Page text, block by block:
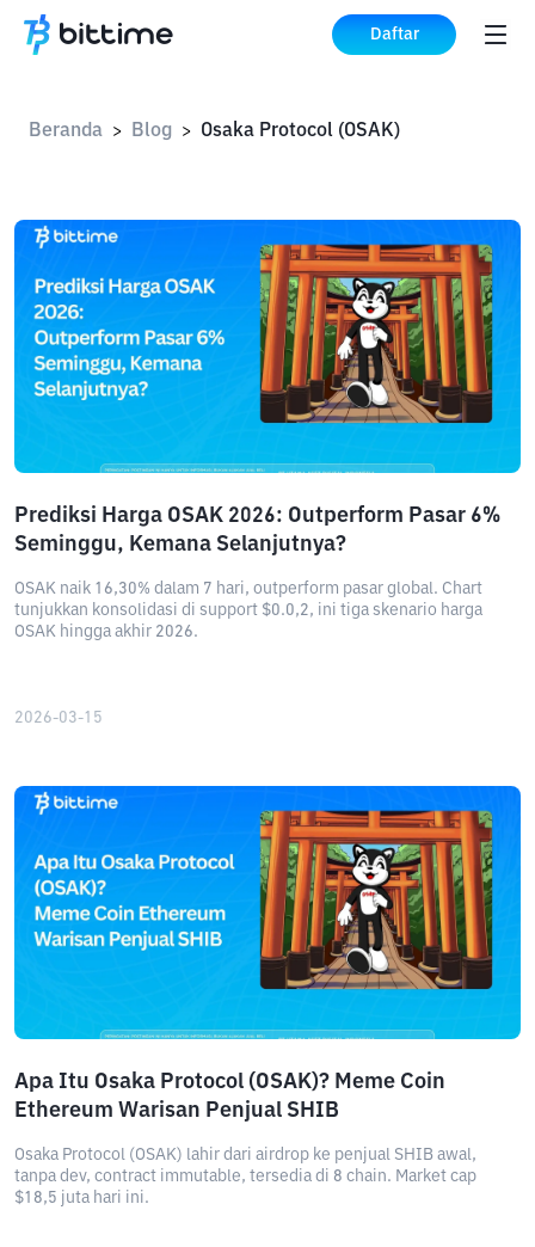
Daftar
Beranda > Blog > Osaka Protocol (OSAK)
Prediksi Harga OSAK 2026: Outperform Pasar 6%
Seminggu, Kemana Selanjutnya?
OSAK naik 16,30% dalam 7 hari, outperform pasar global. Chart
tunjukkan konsolidasi di support $0.0,2, ini tiga skenario harga
OSAK hingga akhir 2026.
2026-03-15
Apa Itu Osaka Protocol (OSAK)? Meme Coin
Ethereum Warisan Penjual SHIB
Osaka Protocol (OSAK) lahir dari airdrop ke penjual SHIB awal,
tanpa dev, contract immutable, tersedia di 8 chain. Market cap
$18,5 juta hari ini.